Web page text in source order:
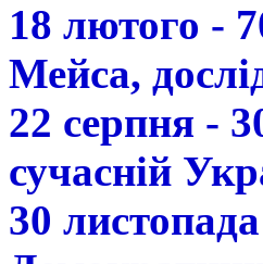
18 лютого -
Мейса,
22 серпня -
сучасній
30